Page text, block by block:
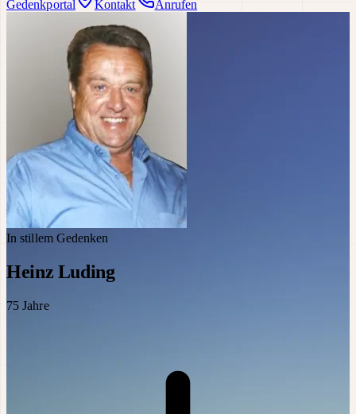
Gedenkportal Kontakt Anrufen
In stillem Gedenken
Heinz Luding
75 Jahre